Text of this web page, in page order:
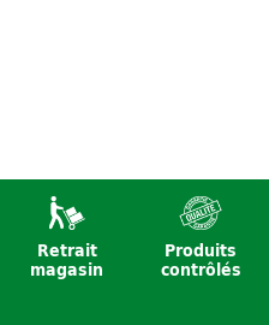
en
Tête de lit
Rotin - Tissage
Retrait
magasin
Produits
contrôlés